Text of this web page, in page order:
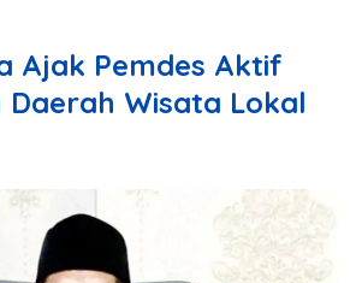
Ajak Pemdes Aktif
Daerah Wisata Lokal